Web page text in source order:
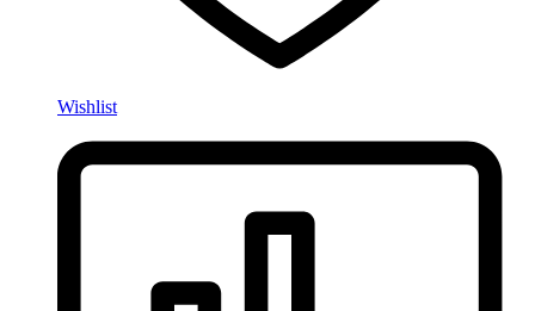
Wishlist